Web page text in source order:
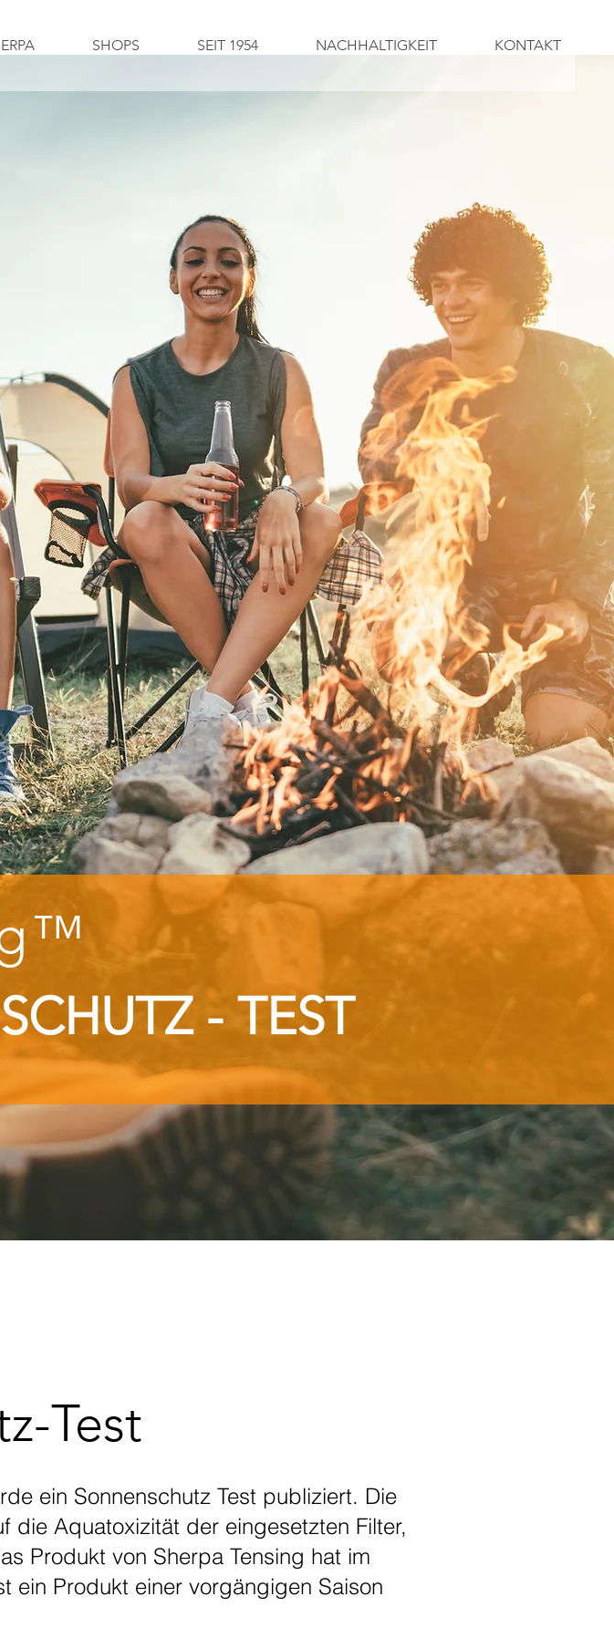
SHOPS SEIT 1954 NACHHALTIGKEIT KONTAKT
- TEST
Test
ein Sonnenschutz Test publiziert. Die
die Aquatoxizität der eingesetzten Filter,
Produkt von Sherpa Tensing hat im
ein Produkt einer vorgängigen Saison